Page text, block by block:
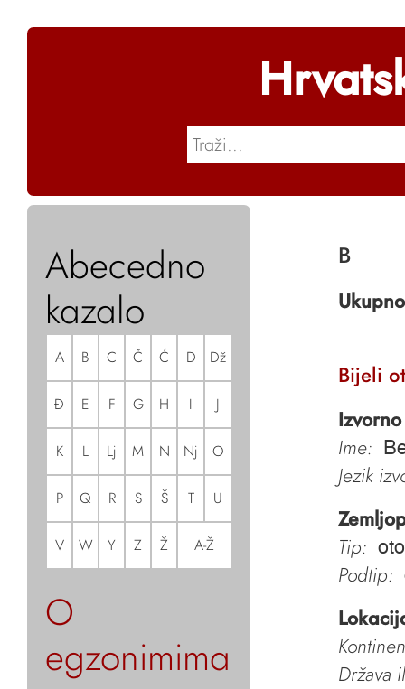
Abecedno
kazalo
A B C Č Ć D Dž
Đ E F G H I J
K L Lj M N Nj O
P Q R S Š T U
V W Y Z Ž A-Ž
O
egzonimima
B
Bijeli
Ime:
Jezik
Tip:
Podtip:
Država